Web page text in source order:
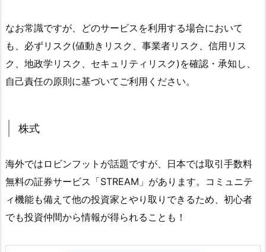
なお常識ですが、どのサービスを利用する場合において
も、必ずリスク(値動きリスク、事業者リスク、信用リス
ク、地政学リスク、セキュリティリスク)を確認・承知し、
自己責任の原則に基づいてご利用ください。
株式
海外ではロビンフットが話題ですが、日本では取引手数料
無料の証券サービス「STREAM」があります。コミュニテ
ィ機能も備えて他の投資家とやり取りできるため、初心者
でも投資仲間から情報が得られることも！